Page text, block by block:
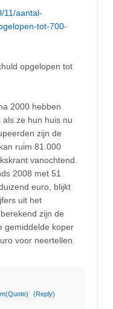
11/aantal-
tot-700-
opgelopen tot
2000 hebben
ze hun huis nu
zijn de
ruim 81.000
vanochtend.
2008 met 51
euro, blijkt
uit het
zijn de
gemiddelde koper
voor neertellen.
(Quote) (Reply)